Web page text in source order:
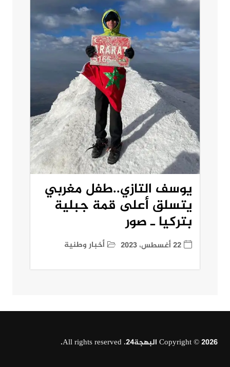
يوسف التازي..طفل مغربي
يتسلق أعلى قمة جبلية
بتركيا ـ صور
22 أغسطس، 2023 أخبار وطنية
Copyright © 2026 البهجة24. All rights reserved.